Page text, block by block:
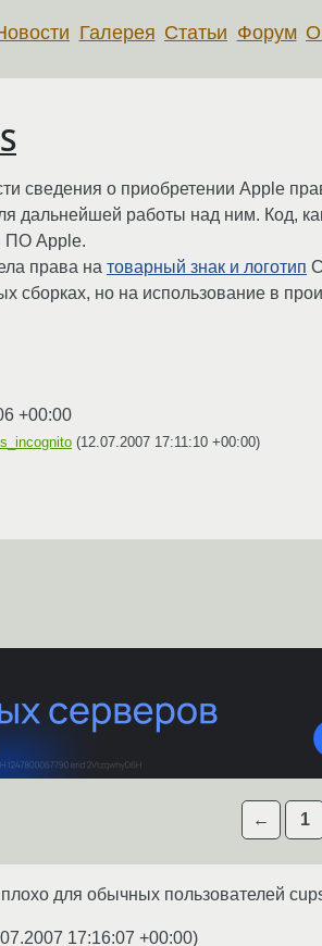
Галерея Статьи Форум
сведения о приобретении Apple
дальнейшей работы над ним. Код,
ПО Apple.
права на товарный знак и логотип
сборках, но на использование в
+00:00
(12.07.2007 17:11:10 +00:00)
← 1
для обычных пользователей
17:16:07 +00:00)